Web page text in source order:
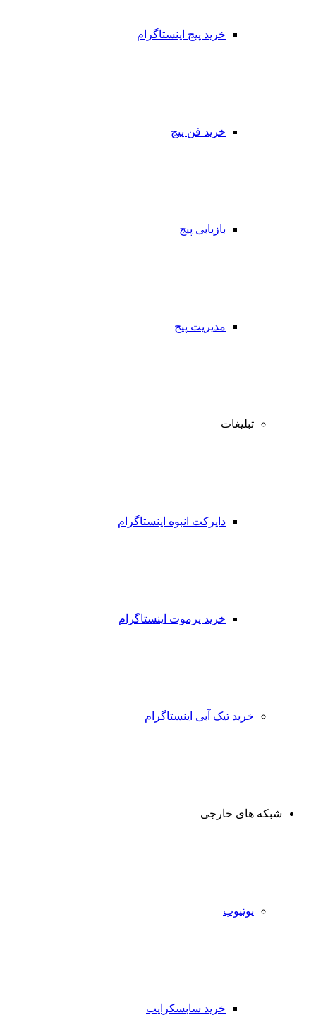
خرید پیج اینستاگرام
خرید فن پیج
بازیابی پیج
مدیریت پیج
تبلیغات
دایرکت انبوه اینستاگرام
خرید پرموت اینستاگرام
خرید تیک آبی اینستاگرام
شبکه های خارجی
یوتیوب
خرید سابسکرایب